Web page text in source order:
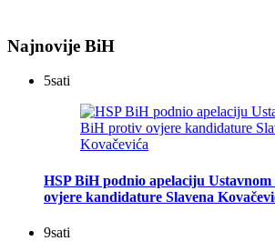
Najnovije BiH
5sati
HSP BiH podnio apelaciju
ovjere kandidature Slavena
9sati